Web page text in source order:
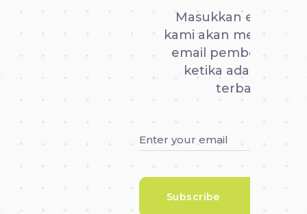
Masukkan email
kami akan
email
ketika ada update
terbaru.
Subscribe